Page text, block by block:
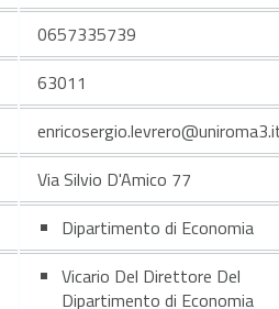
0657335739
63011
Via Silvio D'Amico 77
Dipartimento di Economia
Vicario Del Direttore Del
Dipartimento di Economia